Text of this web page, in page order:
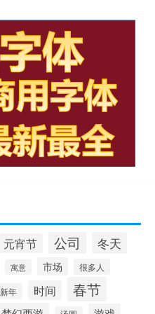
元宵节 公司 冬天
寓意 市场 很多人
新年 时间 春节